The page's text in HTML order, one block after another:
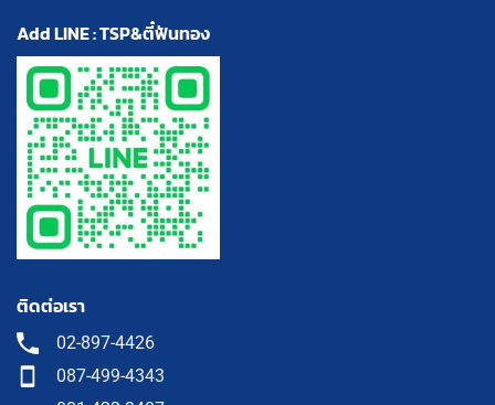
Add LINE : TSP&ตี๋ฟันทอง
ติดต่อเรา
02-897-4426
087-499-4343